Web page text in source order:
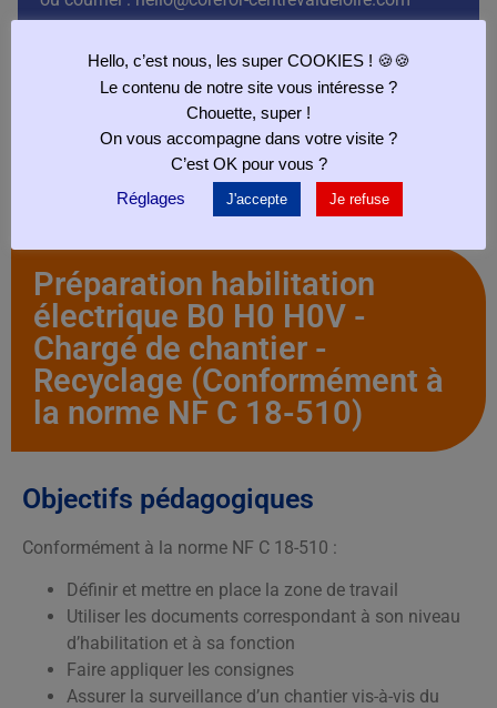
Tarif Intra-Entreprise, nous consulter pour un devis
personnalisé sur ce lien :https://corefor-
centrevaldeloire.com/demande-de-devis/
Date de mise en ligne du Programme :
Préparation habilitation
électrique B0 H0 H0V -
Chargé de chantier -
Recyclage (Conformément à
la norme NF C 18-510)
Objectifs pédagogiques
Conformément à la norme NF C 18-510 :
Définir et mettre en place la zone de travail
Utiliser les documents correspondant à son niveau
d’habilitation et à sa fonction
Faire appliquer les consignes
Assurer la surveillance d’un chantier vis-à-vis du
Hello, c’est nous, les super COOKIES ! 🍪🍪
Le contenu de notre site vous intéresse ?
Chouette, super !
On vous accompagne dans votre visite ?
C’est OK pour vous ?
Réglages
J'accepte Je refuse